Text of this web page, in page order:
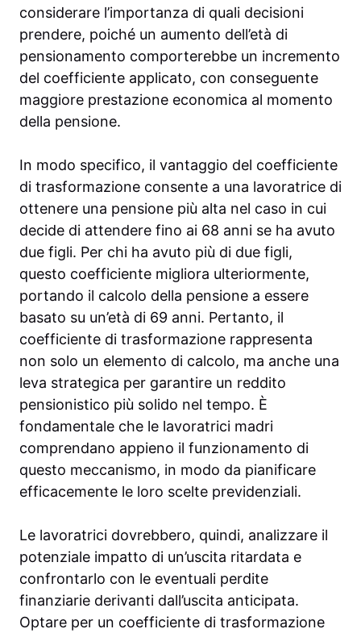
considerare l’importanza di quali decisioni
prendere, poiché un aumento dell’età di
pensionamento comporterebbe un incremento
del coefficiente applicato, con conseguente
maggiore prestazione economica al momento
della pensione.
In modo specifico, il vantaggio del coefficiente
di trasformazione consente a una lavoratrice di
ottenere una pensione più alta nel caso in cui
decide di attendere fino ai 68 anni se ha avuto
due figli. Per chi ha avuto più di due figli,
questo coefficiente migliora ulteriormente,
portando il calcolo della pensione a essere
basato su un’età di 69 anni. Pertanto, il
coefficiente di trasformazione rappresenta
non solo un elemento di calcolo, ma anche una
leva strategica per garantire un reddito
pensionistico più solido nel tempo. È
fondamentale che le lavoratrici madri
comprendano appieno il funzionamento di
questo meccanismo, in modo da pianificare
efficacemente le loro scelte previdenziali.
Le lavoratrici dovrebbero, quindi, analizzare il
potenziale impatto di un’uscita ritardata e
confrontarlo con le eventuali perdite
finanziarie derivanti dall’uscita anticipata.
Optare per un coefficiente di trasformazione